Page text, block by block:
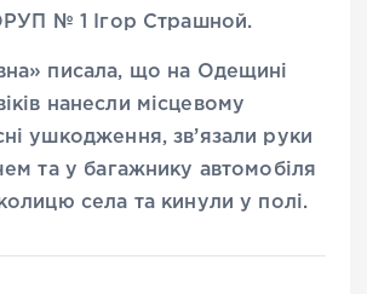
№ 1 Ігор Страшной.
писала, що на Одещині
нанесли місцевому
ушкодження, зв’язали руки
та у багажнику автомобіля
села та кинули у полі.